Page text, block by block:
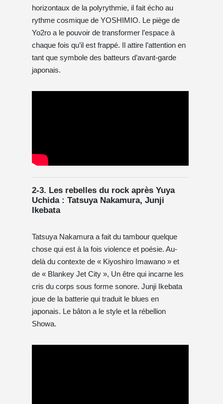
horizontaux de la polyrythmie, il fait écho au
rythme cosmique de YOSHIMIO. Le piège de
Yo2ro a le pouvoir de transformer l’espace à
chaque fois qu’il est frappé. Il attire l’attention en
tant que symbole des batteurs d’avant-garde
japonais.
2-3. Les rebelles du rock après Yuya
Uchida : Tatsuya Nakamura, Junji
Ikebata
Tatsuya Nakamura a fait du tambour quelque
chose qui est à la fois violence et poésie. Au-
delà du contexte de « Kiyoshiro Imawano » et
de « Blankey Jet City », Un être qui incarne les
cris du corps sous forme sonore. Junji Ikebata
joue de la batterie qui traduit le blues en
japonais. Le bâton a le style et la rébellion
Showa.